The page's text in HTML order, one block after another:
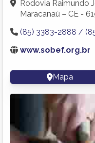
Rodovia Raimundo
Maracanaú – CE -
(85) 3383-2888 /
www.sobef.org.br
Mapa